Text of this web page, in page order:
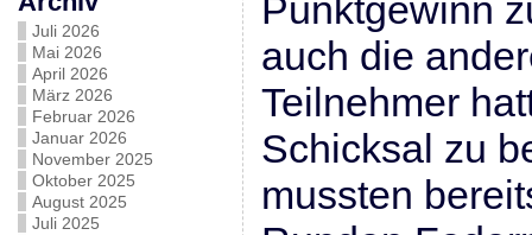
Juli 2026
Mai 2026
April 2026
März 2026
Februar 2026
Januar 2026
November 2025
Oktober 2025
August 2025
Juli 2025
Punktgewinn
auch die
Teilnehmer
Schicksal zu
mussten